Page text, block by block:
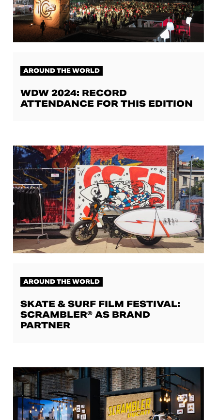
AROUND THE WORLD
WDW 2024: RECORD
ATTENDANCE FOR THIS EDITION
AROUND THE WORLD
SKATE & SURF FILM FESTIVAL:
SCRAMBLER® AS BRAND
PARTNER